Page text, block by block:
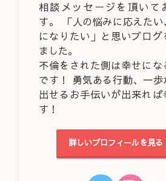
相談メッセージを頂いて
す。 「人の悩みに応えたい
になりたい」と思いブログ
ました。
不倫をされた側は幸せにな
です！ 勇気ある行動、一歩
出せるお手伝いが出来れば
す！
詳しいプロフィールを見る